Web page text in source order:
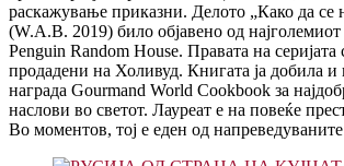
раскажување приказни. Делото „Како да се
(W.A.B. 2019) било објавено од најголемиот
Penguin Random House. Правата на серијата
продадени на Холивуд. Книгата ја добила и
награда Gourmand World Cookbook за
наслови во светот. Лауреат е на повеќе
Во моментов, тој е еден од